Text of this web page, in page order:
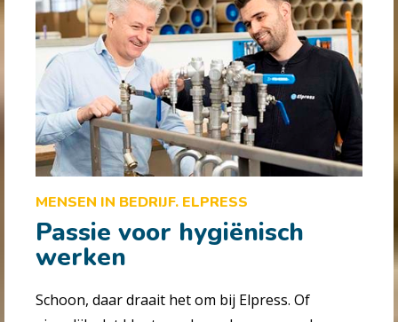
MENSEN IN BEDRIJF. ELPRESS
Passie voor hygiënisch
werken
Schoon, daar draait het om bij Elpress. Of